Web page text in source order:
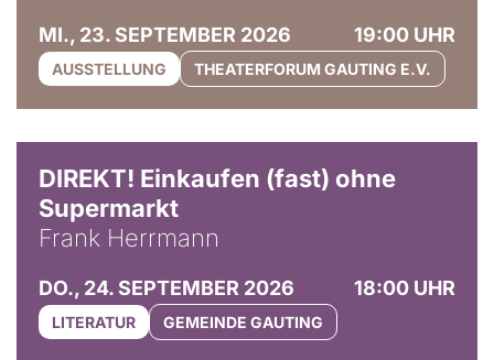
MI., 23. SEPTEMBER 2026 19:00 UHR
AUSSTELLUNG THEATERFORUM GAUTING E.V.
DIREKT! Einkaufen (fast) ohne
Supermarkt
Frank Herrmann
DO., 24. SEPTEMBER 2026 18:00 UHR
LITERATUR GEMEINDE GAUTING